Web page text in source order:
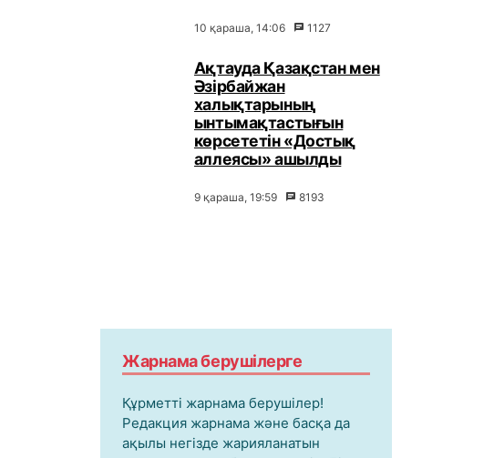
10 қараша, 14:06 1127
Ақтауда Қазақстан мен
Әзірбайжан
халықтарының
ынтымақтастығын
көрсететін «Достық
аллеясы» ашылды
9 қараша, 19:59 8193
Жарнама берушілерге
Құрметті жарнама берушілер!
Редакция жарнама және басқа да
ақылы негізде жарияланатын